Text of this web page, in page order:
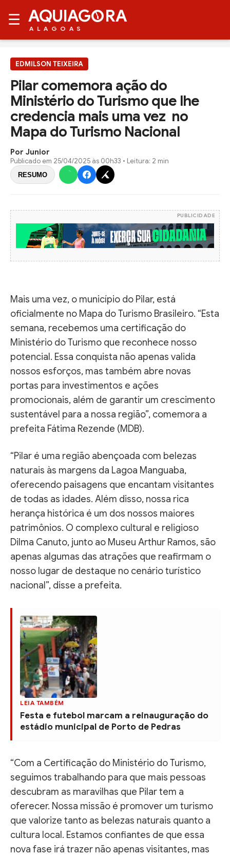
☰ AQUIAG RA
ALAGOAS
EDMILSON TEIXEIRA
Pilar comemora ação do
Ministério do Turismo que lhe
credencia mais uma vez no
Mapa do Turismo Nacional
Por Junior
Publicado em 25/04/2025 às 00h33 • Leitura: 2 min
RESUMO
PUBLICIDADE
Mais uma vez, o município do Pilar, está
oficialmente no Mapa do Turismo Brasileiro. “Esta
semana, recebemos uma certificação do
Ministério do Turismo que reconhece nosso
potencial. Essa conquista não apenas valida
nossos esforços, mas também abre novas
portas para investimentos e ações
promocionais, além de garantir um crescimento
sustentável para a nossa região”, comemora a
prefeita Fátima Rezende (MDB).
“Pilar é uma região abençoada com belezas
naturais às margens da Lagoa Manguaba,
oferecendo paisagens que encantam visitantes
de todas as idades. Além disso, nossa rica
herança histórica é um dos nossos maiores
patrimônios. O complexo cultural e religioso
Dilma Canuto, junto ao Museu Arthur Ramos, são
apenas algumas das atrações que reafirmam o
nosso lugar de destaque no cenário turístico
nacional”, disse a prefeita.
LEIA TAMBÉM
Festa e futebol marcam a reinauguração do
estádio municipal de Porto de Pedras
“Com a Certificação do Ministério do Turismo,
seguimos trabalhando para que mais pessoas
descubram as maravilhas que Pilar tem a
oferecer. Nossa missão é promover um turismo
que valorize tanto as belezas naturais quanto a
cultura local. Estamos confiantes de que essa
nova fase irá trazer não apenas visitantes, mas